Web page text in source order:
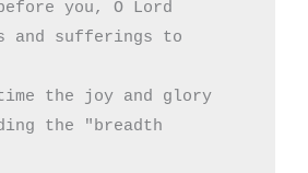
you, O Lord
sufferings to
the joy and glory
the "breadth